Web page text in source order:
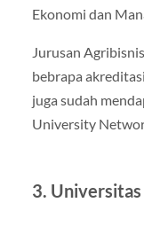
Ekonomi dan
Jurusan
bebrapa
juga sudah
University
3.